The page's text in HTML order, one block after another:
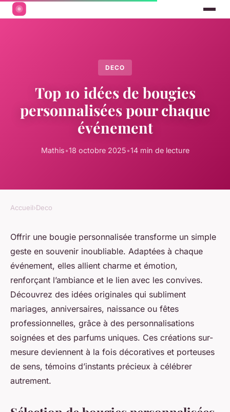
DECO
Top 10 idées de bougies
personnalisées pour chaque
événement
Mathis•18 octobre 2025•14 min de lecture
Accueil›Deco
Offrir une bougie personnalisée transforme un simple
geste en souvenir inoubliable. Adaptées à chaque
événement, elles allient charme et émotion,
renforçant l’ambiance et le lien avec les convives.
Découvrez des idées originales qui subliment
mariages, anniversaires, naissance ou fêtes
professionnelles, grâce à des personnalisations
soignées et des parfums uniques. Ces créations sur-
mesure deviennent à la fois décoratives et porteuses
de sens, témoins d’instants précieux à célébrer
autrement.